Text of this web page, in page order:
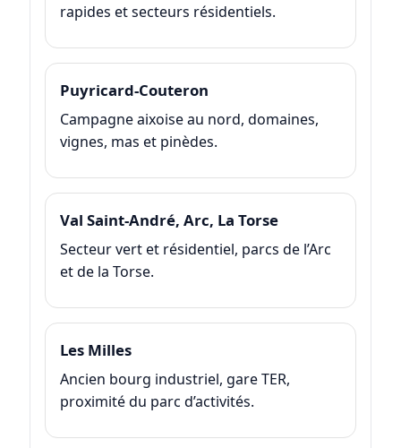
rapides et secteurs résidentiels.
Puyricard-Couteron
Campagne aixoise au nord, domaines,
vignes, mas et pinèdes.
Val Saint-André, Arc, La Torse
Secteur vert et résidentiel, parcs de l’Arc
et de la Torse.
Les Milles
Ancien bourg industriel, gare TER,
proximité du parc d’activités.